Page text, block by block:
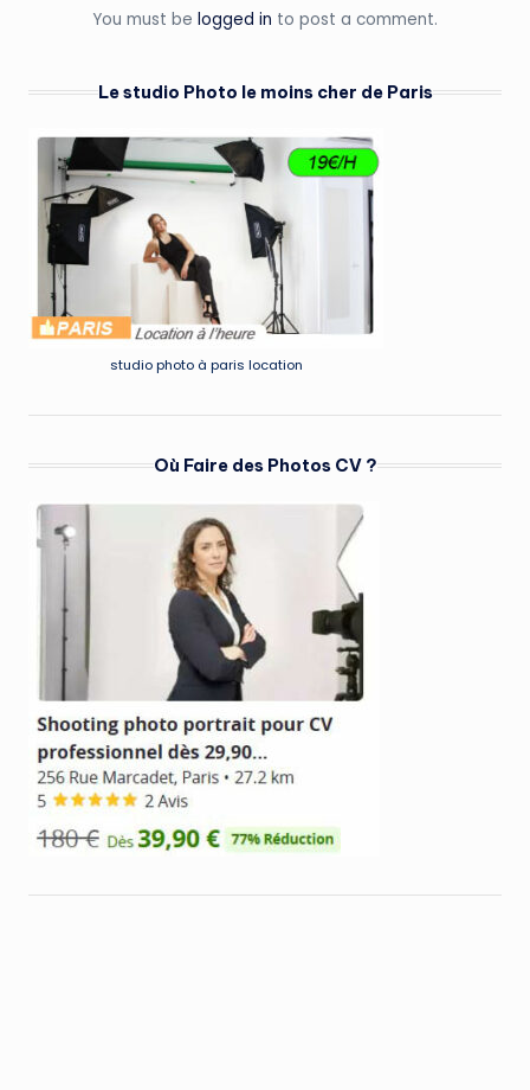
You must be logged in to post a comment.
Le studio Photo le moins cher de Paris
studio photo à paris location
Où Faire des Photos CV ?